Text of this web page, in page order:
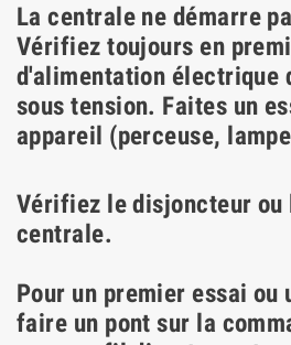
La centrale ne démarre
Vérifiez toujours en
d'alimentation électrique
sous tension. Faites un
appareil (perceuse,
Vérifiez le disjoncteur ou
centrale.
Pour un premier essai
faire un pont sur la